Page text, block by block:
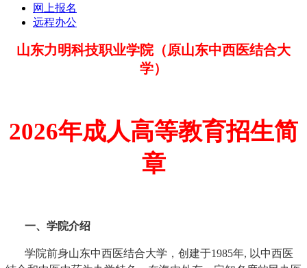
网上报名
远程办公
山东力明科技职业学院（原山东中西医结合大
学）
2026年成人高等教育招生简
章
一、学院介绍
学院前身山东中西医结合大学，创建于1985年, 以中西医